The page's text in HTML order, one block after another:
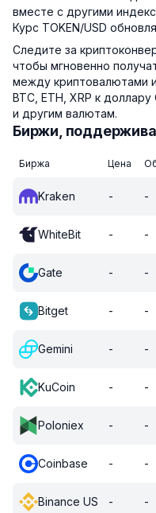
вместе с другими
Курс TOKEN/USD
Следите за
чтобы мгновенно
между криптовалютами
BTC, ETH, XRP к
и другим валютам.
Биржи,
Биржа Цена
Kraken - -
WhiteBit - -
Gate - -
Bitget - -
Gemini - -
KuCoin - -
Poloniex - -
Coinbase - -
Binance US - -